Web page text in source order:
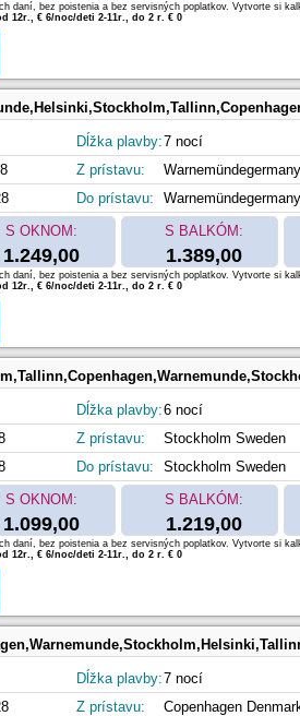
daní, bez poistenia a bez servisných poplatkov. Vytvorte si
12r., € 6/noc/deti 2-11r., do 2 r. € 0
Dĺžka plavby:7 nocí
Z prístavu:
Warnemündegermany
Do prístavu:
Warnemündegermany
S OKNOM:
1.249,00
S BALKÓM:
1.389,00
daní, bez poistenia a bez servisných poplatkov. Vytvorte si
12r., € 6/noc/deti 2-11r., do 2 r. € 0
Dĺžka plavby:6 nocí
Z prístavu:
Stockholm Sweden
Do prístavu:
Stockholm Sweden
S OKNOM:
1.099,00
S BALKÓM:
1.219,00
daní, bez poistenia a bez servisných poplatkov. Vytvorte si
12r., € 6/noc/deti 2-11r., do 2 r. € 0
Dĺžka plavby:7 nocí
Z prístavu:
Copenhagen